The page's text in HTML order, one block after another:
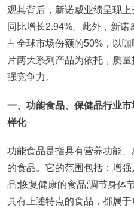
观其背后，新诺威业绩呈现
同比增长2.94%。此外，新
占全球市场份额的50%，以
片两大系列产品为依托，质
强竞争力。
一、功能食品、保健品行业
样化
功能食品是指具有营养功能
的食品。它的范围包括：增
品;恢复健康的食品;调节身体
具有上述特点的食品，都属于